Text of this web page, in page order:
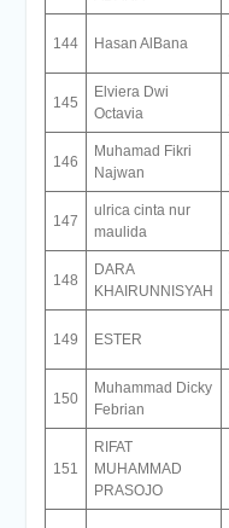
144 Hasan AlBana
145
Elviera Dwi
Octavia
146
Muhamad Fikri
Najwan
147
ulrica cinta nur
maulida
148
DARA
KHAIRUNNISYAH
149 ESTER
150
Muhammad Dicky
Febrian
151
RIFAT
MUHAMMAD
PRASOJO